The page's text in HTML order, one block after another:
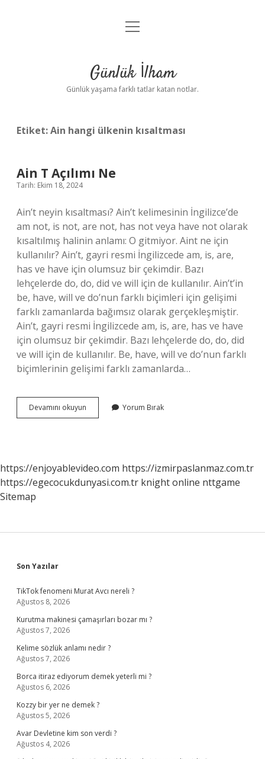
Anasayfa
Yasal Uyarı
menüyü
Günlük İlham
Günlük yaşama farklı tatlar katan notlar.
Etiket:Ain hangi ülkenin kısaltması
Ain T Açılımı Ne
Tarih: Ekim 18, 2024
Ain’t neyin kısaltması? Ain’t kelimesinin İngilizce’de
am not, is not, are not, has not veya have not olarak
kısaltılmış halinin anlamı: O gitmiyor. Aint ne için
kullanılır? Ain’t, gayri resmi İngilizcede am, is, are,
has ve have için olumsuz bir çekimdir. Bazı
lehçelerde do, do, did ve will için de kullanılır. Ain’t’in
be, have, will ve do’nun farklı biçimleri için gelişimi
farklı zamanlarda bağımsız olarak gerçekleşmiştir.
Ain’t, gayri resmi İngilizcede am, is, are, has ve have
için olumsuz bir çekimdir. Bazı lehçelerde do, do, did
ve will için de kullanılır. Be, have, will ve do’nun farklı
biçimlerinin gelişimi farklı zamanlarda…
Devamını okuyun
T
Yorum Bırak
https://enjoyablevideo.com https://izmirpaslanmaz.com.tr
https://egecocukdunyasi.com.tr knight online nttgame
Sitemap
Sidebar
Son Yazılar
TikTok fenomeni Murat Avcı nereli ?
Ağustos 8, 2026
Kurutma makinesi çamaşırları bozar mı ?
Ağustos 7, 2026
Kelime sözlük anlamı nedir ?
Ağustos 7, 2026
Borca itiraz ediyorum demek yeterli mi ?
Ağustos 6, 2026
Kozzy bir yer ne demek ?
Ağustos 5, 2026
Avar Devletine kim son verdi ?
Ağustos 4, 2026